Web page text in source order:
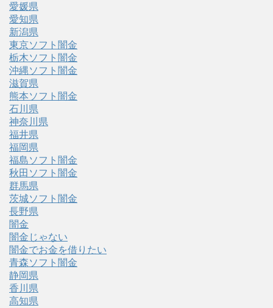
愛媛県
愛知県
新潟県
東京ソフト闇金
栃木ソフト闇金
沖縄ソフト闇金
滋賀県
熊本ソフト闇金
石川県
神奈川県
福井県
福岡県
福島ソフト闇金
秋田ソフト闇金
群馬県
茨城ソフト闇金
長野県
闇金
闇金じゃない
闇金でお金を借りたい
青森ソフト闇金
静岡県
香川県
高知県